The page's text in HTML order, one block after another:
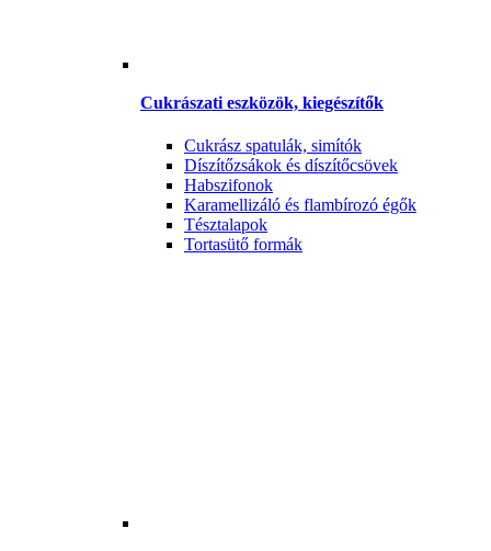
Cukrászati eszközök, kiegészítők
Cukrász spatulák, simítók
Díszítőzsákok és díszítőcsövek
Habszifonok
Karamellizáló és flambírozó égők
Tésztalapok
Tortasütő formák